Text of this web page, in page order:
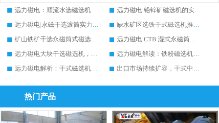
远力磁电：顺流水选磁选机实力生产厂家实测对比推荐，价格及案例分析
远力磁电|铅锌矿磁选机的实力生产厂家推荐，案例分析
远力磁电|永磁干选滚筒实力生产厂家推荐，多维度筛选指南与案例分析
缺水矿区选铁干式磁选机推荐实力生产厂家案例分析|远力磁电
矿山铁矿干选永磁筒式磁选机铁矿精选推荐，实力生产厂家远力磁电现场案例分享
远力磁电|CTB 湿式永磁筒式磁选机铁矿精选推荐实力生产厂家
远力磁电大块干选磁选机，实力厂家设备能否提升矿石品位?行业趋势、厂家调研全解析
远力磁电解读：铁粉磁选机能否提升品位?原理、行情与行业调研参考
远力磁电解析：干式磁选机能否提升矿石品位?原理、行情与行业发展全景
出口市场持续扩容，干式中强磁磁选机价格如何演变？远力磁电预判前景
热门产品